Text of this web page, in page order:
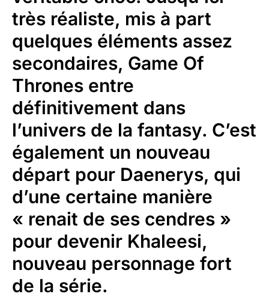
très réaliste, mis à part
quelques éléments assez
secondaires, Game Of
Thrones entre
définitivement dans
l’univers de la fantasy. C’est
également un nouveau
départ pour Daenerys, qui
d’une certaine manière
« renait de ses cendres »
pour devenir Khaleesi,
nouveau personnage fort
de la série.